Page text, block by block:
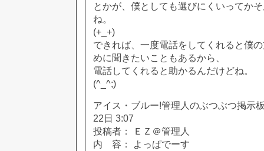
とかが、僕としても選びにくいってか
ね。
(+_+)
できれば、一度電話をしてくれると僕
めに聞きたいこともあるから、
電話してくれると助かるんだけどね。
(^_^;)
アイス・ブルー!管理人のぶつぶつ掲示
22日 3:07
投稿者： ＥＺ＠管理人
内 容： よっぱでーす